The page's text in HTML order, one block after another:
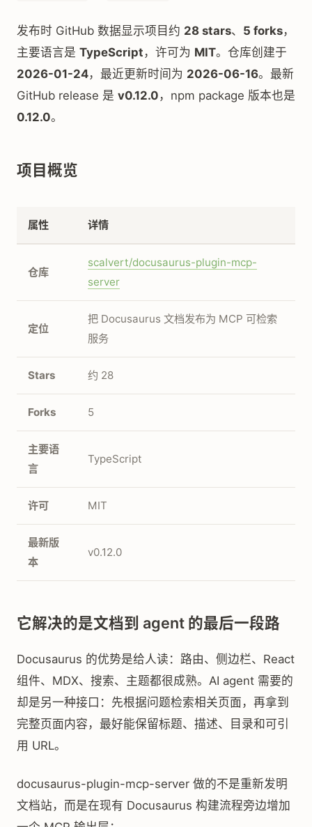
发布时 GitHub 数据显示项目约 28 stars、 5 forks，
主要语言是 TypeScript ，许可为 MIT。仓库创建于
2026-01-24，最近更新时间为 2026-06-16。最新
GitHub release 是 v0.12.0 ，npm package 版本也是
0.12.0。
项目概览
属性 详情
仓库
scalvert/docusaurus-plugin-mcp-
server
定位
把 Docusaurus 文档发布为 MCP 可检索
服务
Stars 约 28
Forks 5
主要语
言
TypeScript
许可 MIT
最新版
本
v0.12.0
它解决的是文档到 agent 的最后一段路
Docusaurus 的优势是给人读：路由、侧边栏、React
组件、MDX、搜索、主题都很成熟。AI agent 需要的
却是另一种接口：先根据问题检索相关页面，再拿到
完整页面内容，最好能保留标题、描述、目录和可引
用 URL。
docusaurus-plugin-mcp-server 做的不是重新发明
文档站，而是在现有 Docusaurus 构建流程旁边增加